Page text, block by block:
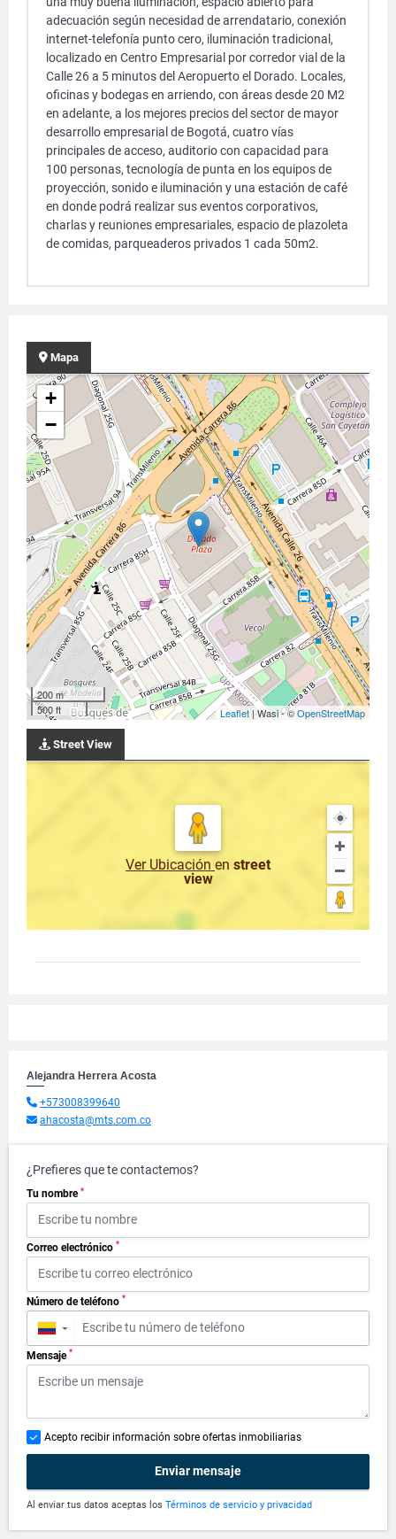
adecuación según necesidad de arrendatario, conexión
internet-telefonía punto cero, iluminación tradicional,
localizado en Centro Empresarial por corredor vial de la
Calle 26 a 5 minutos del Aeropuerto el Dorado. Locales,
oficinas y bodegas en arriendo, con áreas desde 20 M2
en adelante, a los mejores precios del sector de mayor
desarrollo empresarial de Bogotá, cuatro vías
principales de acceso, auditorio con capacidad para
100 personas, tecnología de punta en los equipos de
proyección, sonido e iluminación y una estación de café
en donde podrá realizar sus eventos corporativos,
charlas y reuniones empresariales, espacio de plazoleta
de comidas, parqueaderos privados 1 cada 50m2.
Mapa
+
−
200 m
500 ft
Leaflet| Wasi - ©OpenStreetMap
Street View
Ver Ubicación en street
view
Alejandra Herrera Acosta
+573008399640
ahacosta@mts.com.co
¿Prefieres que te contactemos?
Tu nombre *
Correo electrónico *
Número de teléfono *
▼
Mensaje *
Acepto recibir información sobre ofertas inmobiliarias
Enviar mensaje
Al enviar tus datos aceptas los Términos de servicio y privacidad